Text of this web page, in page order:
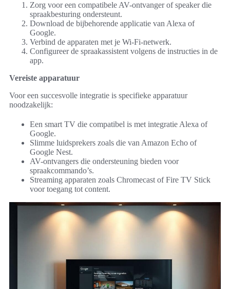
Zorg voor een compatibele AV-ontvanger of speaker die
spraakbesturing ondersteunt.
Download de bijbehorende applicatie van Alexa of
Google.
Verbind de apparaten met je Wi-Fi-netwerk.
Configureer de spraakassistent volgens de instructies in de
app.
Vereiste apparatuur
Voor een succesvolle integratie is specifieke apparatuur
noodzakelijk:
Een smart TV die compatibel is met integratie Alexa of
Google.
Slimme luidsprekers zoals die van Amazon Echo of
Google Nest.
AV-ontvangers die ondersteuning bieden voor
spraakcommando’s.
Streaming apparaten zoals Chromecast of Fire TV Stick
voor toegang tot content.